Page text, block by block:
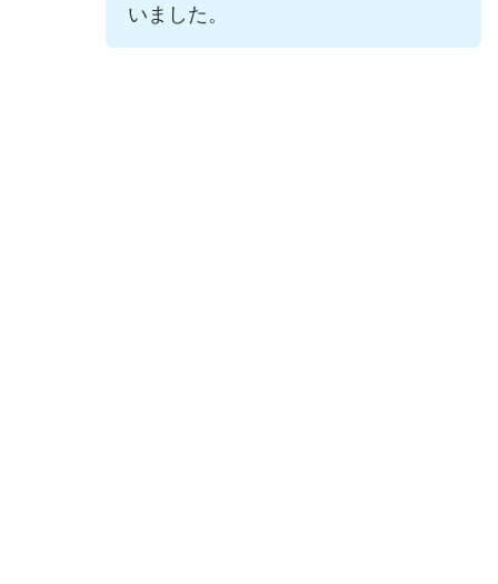
いました。